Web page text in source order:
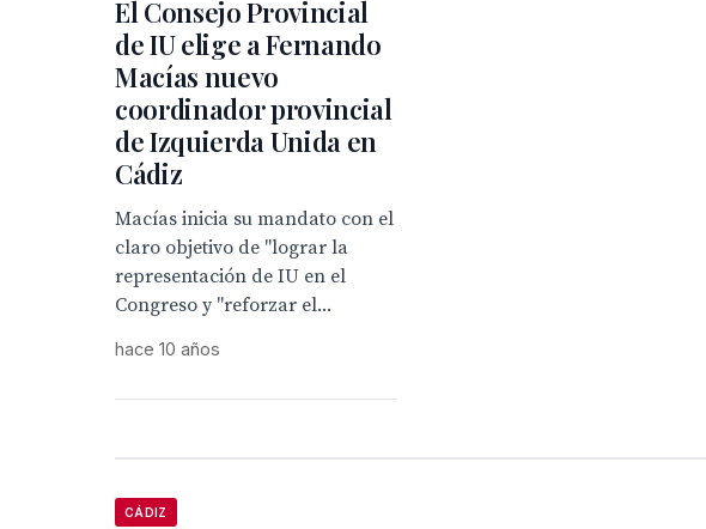
El Consejo Provincial
de IU elige a Fernando
Macías nuevo
coordinador provincial
de Izquierda Unida en
Cádiz
Macías inicia su mandato con el
claro objetivo de "lograr la
representación de IU en el
Congreso y "reforzar el...
hace 10 años
CÁDIZ